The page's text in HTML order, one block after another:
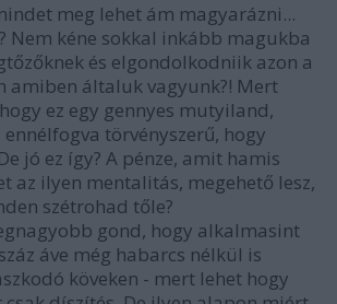
meg lehet ám magyarázni...
Nem kéne sokkal inkább magukba
és elgondolkodniik azon a
amiben általuk vagyunk?! Mert
ez egy gennyes mutyiland,
törvényszerű, hogy
jó ez így? A pénze, amit hamis
az ilyen mentalitás, megehető lesz,
szétrohad tőle?
gond, hogy alkalmasint
áve még habarcs nélkül is
köveken - mert lehet hogy